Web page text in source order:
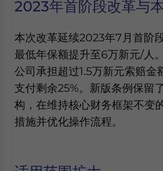
2023年首阶段改革与
本次改革延续2023年7月首
最低年保额提升至6万新元/人
公司承担超过1.5万新元索赔金
支付剩余25%。新版条例保留
构，在维持核心财务框架不变
措施并优化操作流程。